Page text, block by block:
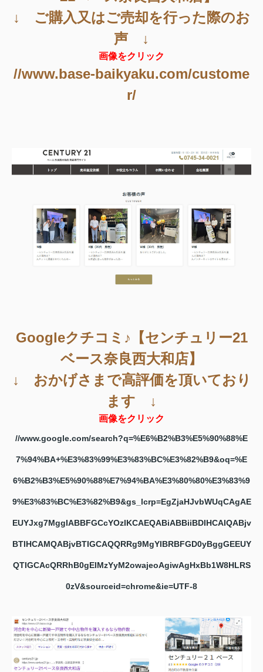
↓ ご購入又はご売却を行った際のお
声 ↓
画像をクリック
//www.base-baikyaku.com/custome
r/
Googleクチコミ♪【センチュリー21
ベース奈良西大和店】
↓ おかげさまで高評価を頂いており
ます ↓
画像をクリック
//www.google.com/search?q=%E6%B2%B3%E5%90%88%E
7%94%BA+%E3%83%99%E3%83%BC%E3%82%B9&oq=%E
6%B2%B3%E5%90%88%E7%94%BA%E3%80%80%E3%83%9
9%E3%83%BC%E3%82%B9&gs_lcrp=EgZjaHJvbWUqCAgAE
EUYJxg7MggIABBFGCcYOzIKCAEQABiABBiiBDIHCAIQABjv
BTIHCAMQABjvBTIGCAQQRRg9MgYIBRBFGD0yBggGEEUY
QTIGCAcQRRhB0gEIMzYyM2owajeoAgiwAgHxBb1W8HLRS
0zV&sourceid=chrome&ie=UTF-8